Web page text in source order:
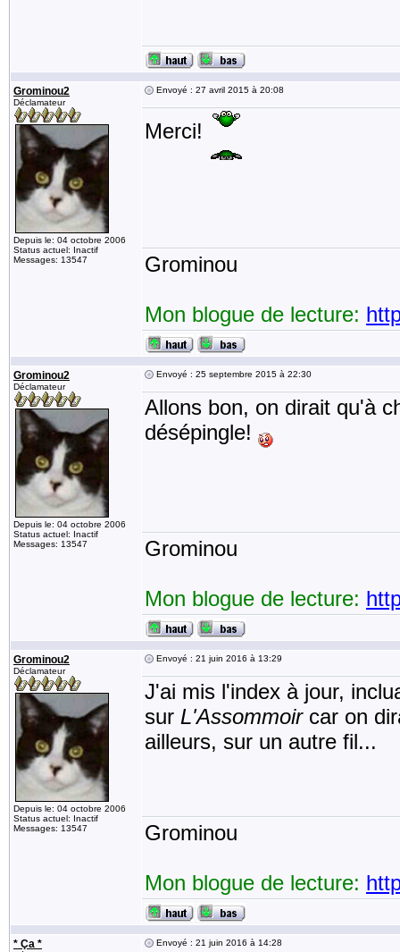
Grominou2
Déclamateur
Depuis le: 04 octobre 2006
Status actuel: Inactif
Messages: 13547
Envoyé : 27 avril 2015 à 20:08
Merci!
Grominou
Mon blogue de lecture:
Grominou2
Déclamateur
Depuis le: 04 octobre 2006
Status actuel: Inactif
Messages: 13547
Envoyé : 25 septembre 2015 à 22:30
Allons bon, on dirait qu'à
désépingle!
Grominou
Mon blogue de lecture:
Grominou2
Déclamateur
Depuis le: 04 octobre 2006
Status actuel: Inactif
Messages: 13547
Envoyé : 21 juin 2016 à 13:29
J'ai mis l'index à jour,
sur L'Assommoircar on
ailleurs, sur un autre fil...
Grominou
Mon blogue de lecture:
* Ça * Envoyé : 21 juin 2016 à 14:28